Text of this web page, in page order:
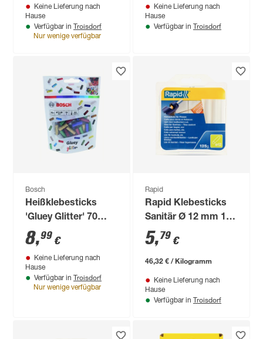
Keine Lieferung nach
Hause
Verfügbar in Troisdorf
Nur wenige verfügbar
Keine Lieferung nach
Hause
Verfügbar in Troisdorf
Bosch
Heißklebesticks
'Gluey Glitter' 70
Stück
8,99 €
Keine Lieferung nach
Hause
Verfügbar in Troisdorf
Nur wenige verfügbar
Rapid
Rapid Klebesticks
Sanitär Ø 12 mm 125
g
5,79 €
46,32 € / Kilogramm
Keine Lieferung nach
Hause
Verfügbar in Troisdorf